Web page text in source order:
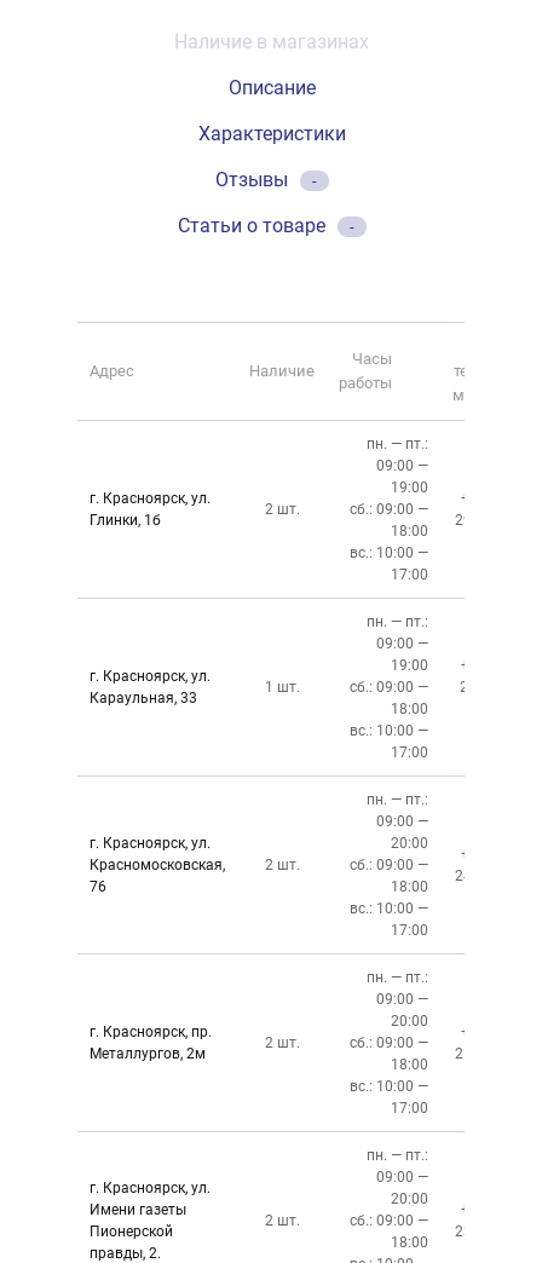
Наличие в магазинах
Описание
Характеристики
Отзывы
-
Статьи о товаре -
Адрес Наличие
Часы
работы
телефона
магазина
г. Красноярск, ул.
Глинки, 1б
2 шт.
пн. — пт.:
09:00 —
19:00
сб.: 09:00 —
18:00
вс.: 10:00 —
17:00
+7 (391)
294-02-02
г. Красноярск, ул.
Караульная, 33
1 шт.
пн. — пт.:
09:00 —
19:00
сб.: 09:00 —
18:00
вс.: 10:00 —
17:00
+7 (391)
219‒01‒
г. Красноярск, ул.
Красномосковская,
76
2 шт.
пн. — пт.:
09:00 —
20:00
сб.: 09:00 —
18:00
вс.: 10:00 —
17:00
+7 (391)
243-83-01
г. Красноярск, пр.
Металлургов, 2м
2 шт.
пн. — пт.:
09:00 —
20:00
сб.: 09:00 —
18:00
вс.: 10:00 —
17:00
+7 (391)
212-87-27
г. Красноярск, ул.
Имени газеты
Пионерской
правды, 2.
2 шт.
пн. — пт.:
09:00 —
20:00
сб.: 09:00 —
18:00
+7 (391)
237-34-34